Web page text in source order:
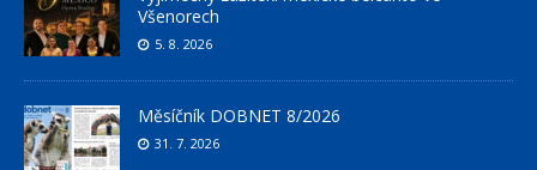
Všenorech
5. 8. 2026
Měsíčník DOBNET 8/2026
31. 7. 2026